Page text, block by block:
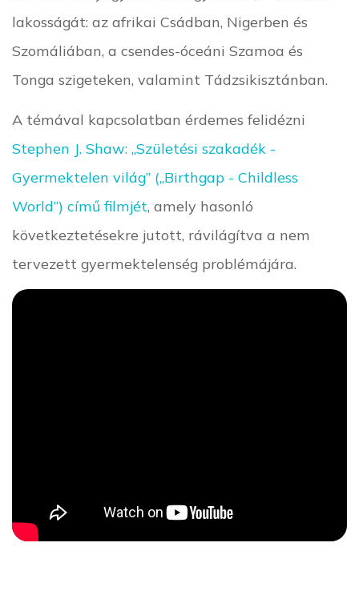
lakosságát: az afrikai Csádban, Nigerben és
Szomáliában, a csendes-óceáni Szamoa és
Tonga szigeteken, valamint Tádzsikisztánban.
A témával kapcsolatban érdemes felidézni
Stephen J. Shaw: „Születési szakadék -
Gyermektelen világ” („Birthgap - Childless
World”) című filmjét, amely hasonló
következtetésekre jutott, rávilágítva a nem
tervezett gyermektelenség problémájára.